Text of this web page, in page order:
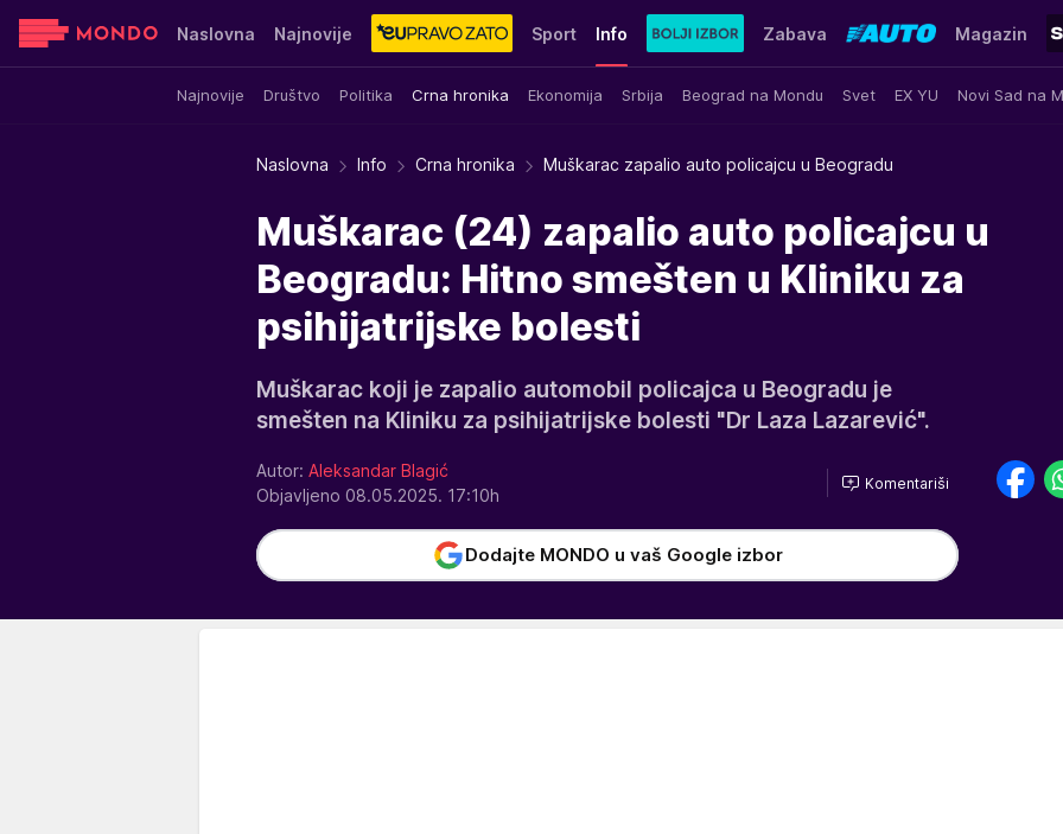
Naslovna Najnovije Sport Info
Najnovije Društvo Politika Crna hronika Ekonomija Srbija Beograd na Mondu Svet EX YU Novi Sad na
Zabava Magazin
Sensa Stvar ukusa Yumama
Naslovna Info Crna hronika Muškarac zapalio auto policajcu u Beogradu
Muškarac (24) zapalio auto policajcu u
Beogradu: Hitno smešten u Kliniku za
psihijatrijske bolesti
Muškarac koji je zapalio automobil policajca u Beogradu je
smešten na Kliniku za psihijatrijske bolesti "Dr Laza Lazarević".
Autor: Aleksandar Blagić
Objavljeno 08.05.2025. 17:10h
Komentariši
Dodajte MONDO u vaš Google izbor